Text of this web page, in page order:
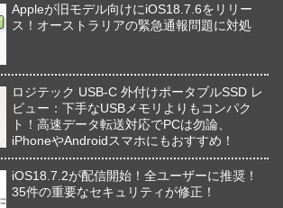
Appleが旧モデル向けにiOS18.7.6をリリー
ス！オーストラリアの緊急通報問題に対処
ロジテック USB-C 外付けポータブルSSD レ
ビュー：下手なUSBメモリよりもコンパク
ト！高速データ転送対応でPCは勿論、
iPhoneやAndroidスマホにもおすすめ！
iOS18.7.2が配信開始！全ユーザーに推奨！
35件の重要なセキュリティが修正！